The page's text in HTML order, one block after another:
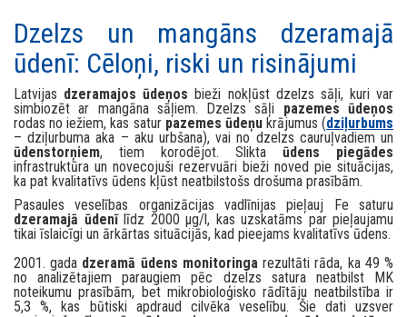
Dzelzs un mangāns dzeramajā
ūdenī: Cēloņi, riski un risinājumi
Latvijas dzeramajos ūdeņos bieži nokļūst dzelzs sāļi, kuri var
simbiozēt ar mangāna sāļiem. Dzelzs sāļi pazemes ūdeņos
rodas no iežiem, kas satur pazemes ūdeņukrājumus (dziļurbums
– dziļurbuma aka – aku urbšana), vai no dzelzs cauruļvadiem un
ūdenstorņiem, tiem korodējot. Slikta ūdens piegādes
infrastruktūra un novecojuši rezervuāri bieži noved pie situācijas,
ka pat kvalitatīvs ūdens kļūst neatbilstošs drošuma prasībām.
Pasaules veselības organizācijas vadlīnijas pieļauj Fe saturu
dzeramajā ūdenīlīdz 2000 µg/l, kas uzskatāms par pieļaujamu
tikai īslaicīgi un ārkārtas situācijās, kad pieejams kvalitatīvs ūdens.
2001. gada dzeramā ūdens monitoringa rezultāti rāda, ka 49 %
no analizētajiem paraugiem pēc dzelzs satura neatbilst MK
noteikumu prasībām, bet mikrobioloģisko rādītāju neatbilstība ir
5,3 %, kas būtiski apdraud cilvēka veselību. Šie dati uzsver